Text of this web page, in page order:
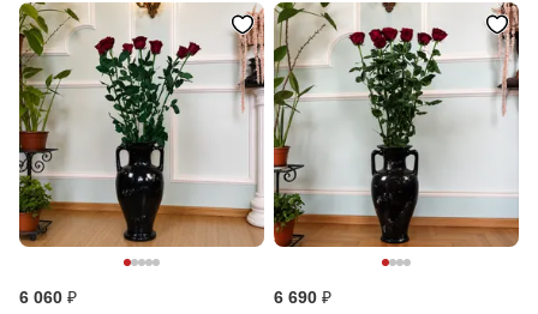
6 060 ₽ 6 690 ₽